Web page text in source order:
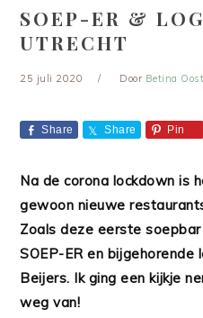
SOEP-ER &
UTRECHT
25 juli 2020 Door Betina
Share Share Pin
Na de corona lockdown is
gewoon nieuwe
Zoals deze eerste
SOEP-ER en
Beijers. Ik ging een kijkje
weg van!